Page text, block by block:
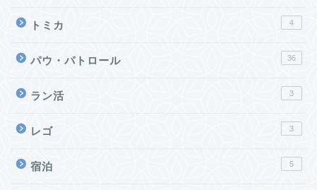
トミカ 4
パウ・パトロール 36
ラン活 3
レゴ 3
宿泊 5